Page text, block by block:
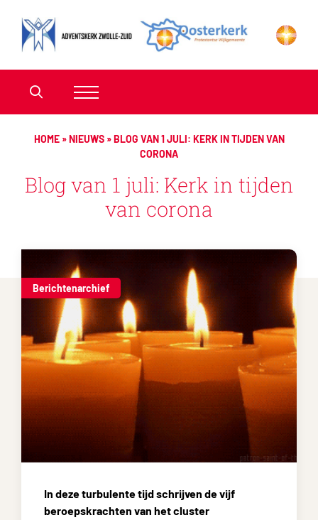
HOME»NIEUWS»BLOG VAN 1 JULI: KERK IN TIJDEN VAN
CORONA
Blog van 1 juli: Kerk in tijden
van corona
Berichtenarchief
In deze turbulente tijd schrijven de vijf
beroepskrachten van het cluster